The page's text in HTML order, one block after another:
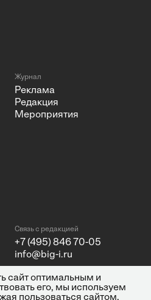
Журнал
Реклама
Редакция
Мероприятия
Связь с редакцией
+7 (495) 846 70-05
info@big-i.ru
сайт оптимальным и
его, мы используем
пользоваться сайтом,